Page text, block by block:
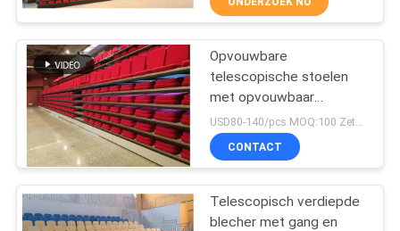
ONS
BLOG
VERZOEK
OM EEN
CITAAT
Plastic Bleacher
Seat
16
Opvouwbare
telescopische stoelen
met opvouwbaar
stoelmateriaal
CONTACT
Telescopisch verdiepde
blecher met gang en